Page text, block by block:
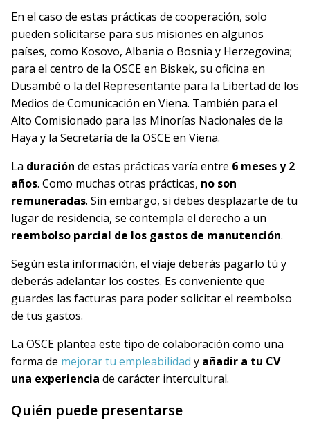
En el caso de estas prácticas de cooperación, solo
pueden solicitarse para sus misiones en algunos
países, como Kosovo, Albania o Bosnia y Herzegovina;
para el centro de la OSCE en Biskek, su oficina en
Dusambé o la del Representante para la Libertad de los
Medios de Comunicación en Viena. También para el
Alto Comisionado para las Minorías Nacionales de la
Haya y la Secretaría de la OSCE en Viena.
La duración de estas prácticas varía entre 6 meses y 2
años. Como muchas otras prácticas, no son
remuneradas. Sin embargo, si debes desplazarte de tu
lugar de residencia, se contempla el derecho a un
reembolso parcial de los gastos de manutención.
Según esta información, el viaje deberás pagarlo tú y
deberás adelantar los costes. Es conveniente que
guardes las facturas para poder solicitar el reembolso
de tus gastos.
La OSCE plantea este tipo de colaboración como una
forma de mejorar tu empleabilidad y añadir a tu CV
una experiencia de carácter intercultural.
Quién puede presentarse